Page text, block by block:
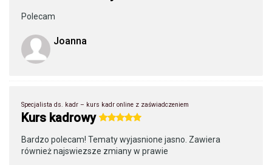
Polecam
Joanna
Specjalista ds. kadr – kurs kadr online z zaświadczeniem
Kurs kadrowy
Bardzo polecam! Tematy wyjasnione jasno. Zawiera
również najswiezsze zmiany w prawie